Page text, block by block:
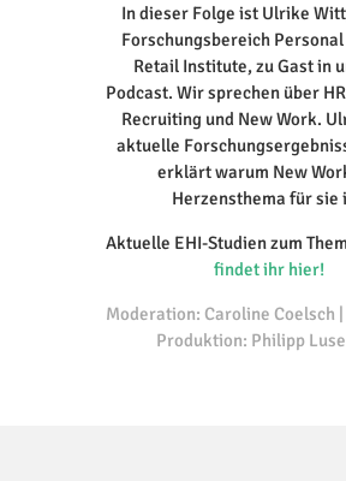
In dieser Folge ist Ulrike
Forschungsbereich Personal
Retail Institute, zu Gast in
Podcast. Wir sprechen über
Recruiting und New Work.
aktuelle
erklärt warum New
Herzensthema für sie
Aktuelle EHI-Studien zum
findet ihr hier!
Moderation: Caroline Coelsch |
Produktion: Philipp